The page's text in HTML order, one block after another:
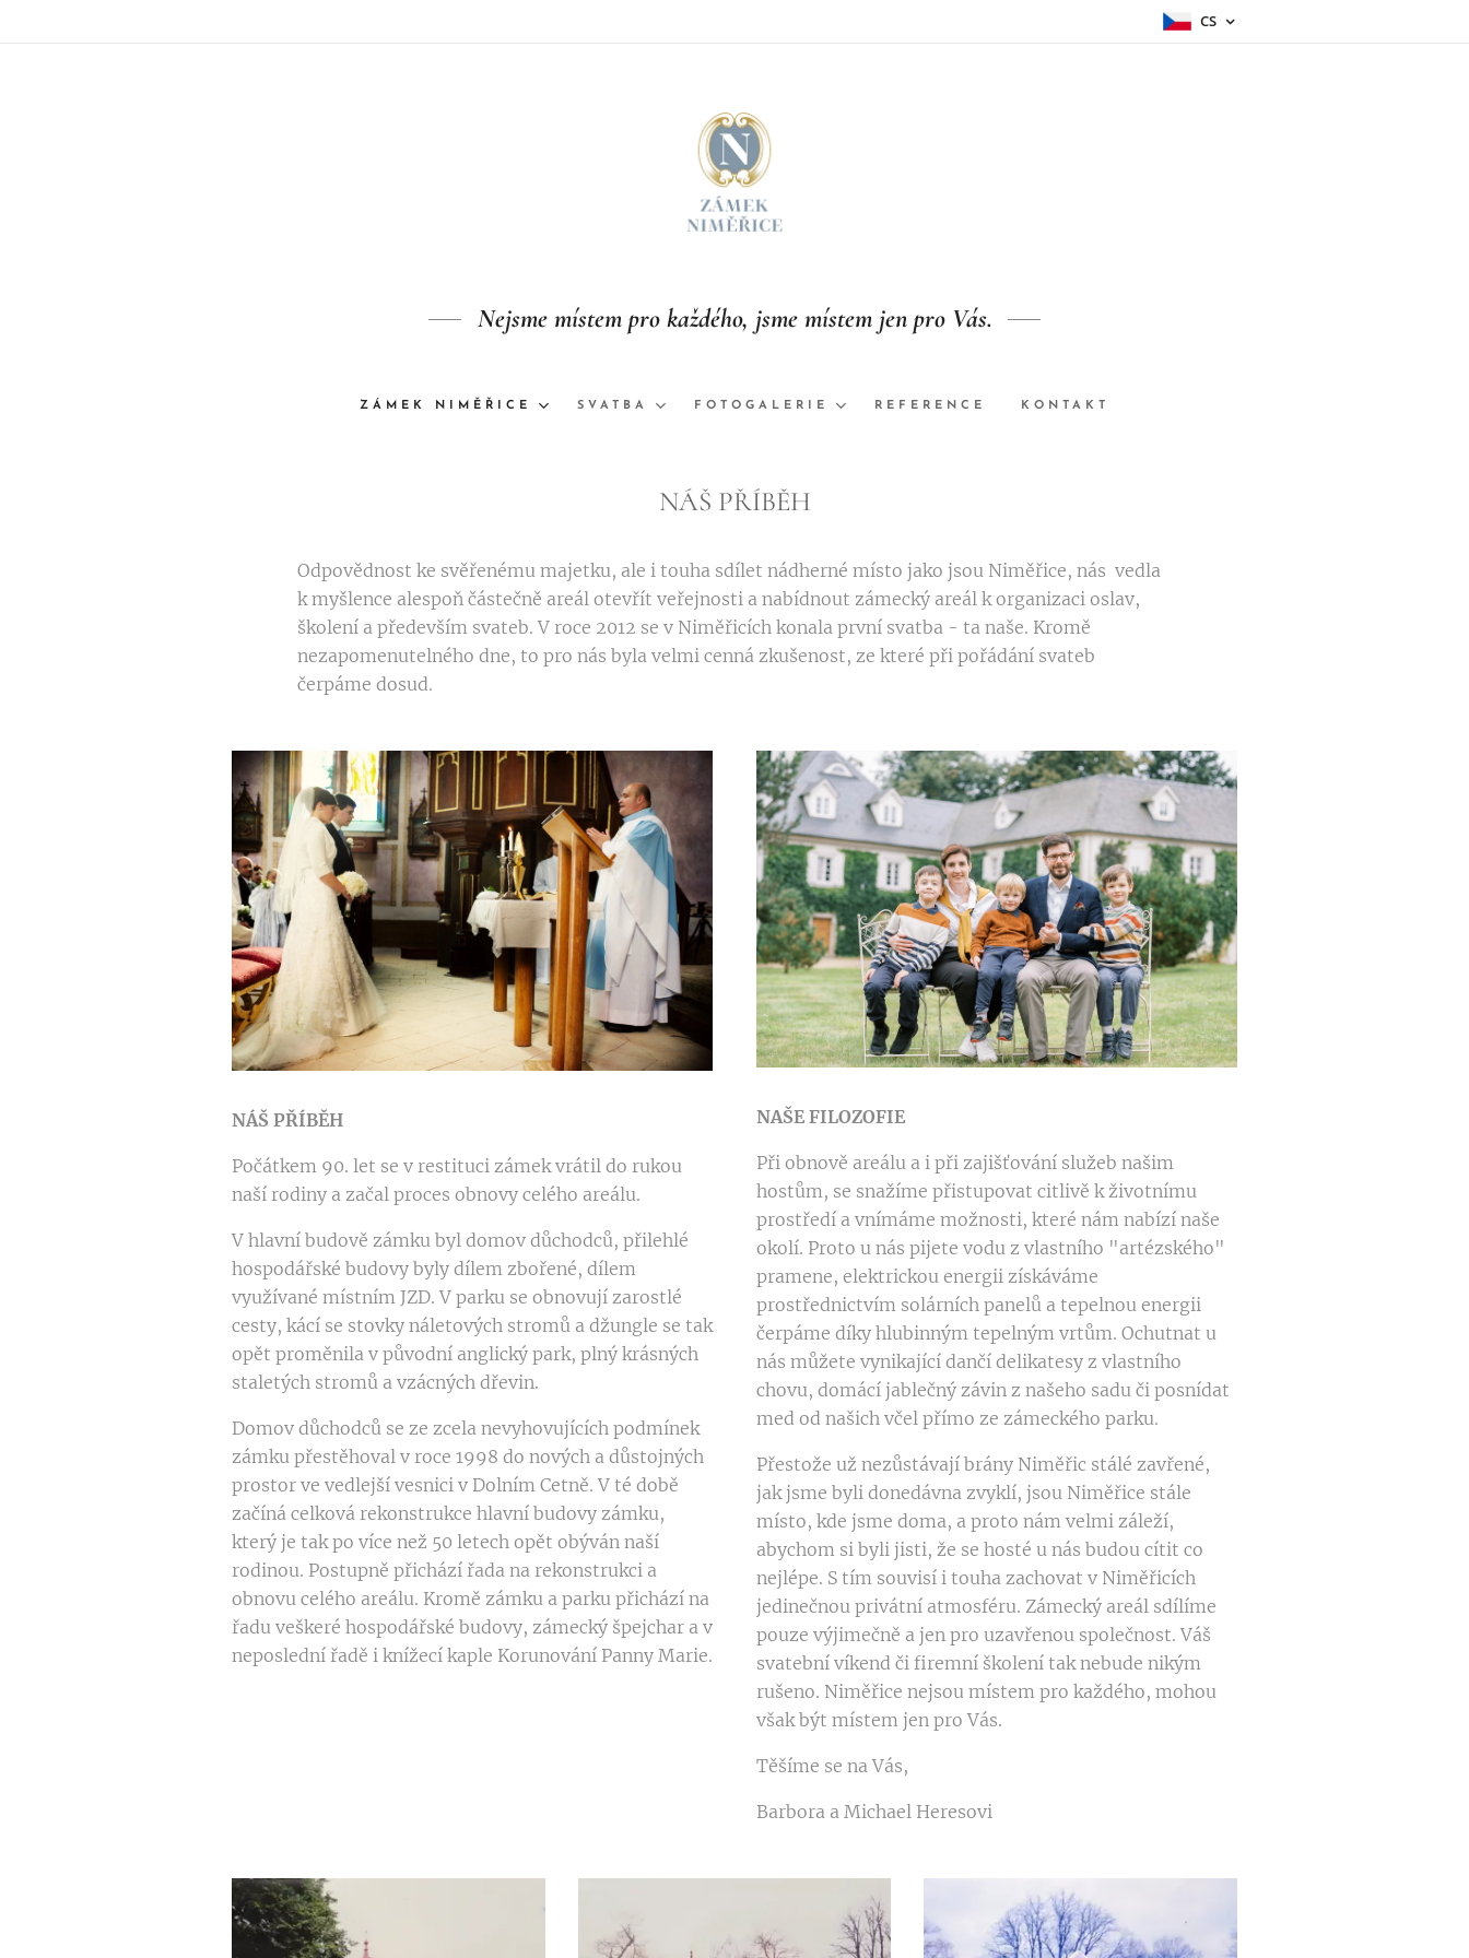
CS
Nejsme místem pro každého, jsme místem jen pro Vás.
ZÁMEK NIMĚŘICE SVATBA FOTOGALERIE REFERENCE KONTAKT
NÁŠ PŘÍBĚH
Odpovědnost ke svěřenému majetku, ale i touha sdílet nádherné místo jako jsou Niměřice, nás vedla
k myšlence alespoň částečně areál otevřít veřejnosti a nabídnout zámecký areál k organizaci oslav,
školení a především svateb. V roce 2012 se v Niměřicích konala první svatba - ta naše. Kromě
nezapomenutelného dne, to pro nás byla velmi cenná zkušenost, ze které při pořádání svateb
čerpáme dosud.
NÁŠ PŘÍBĚH
Počátkem 90. let se v restituci zámek vrátil do rukou
naší rodiny a začal proces obnovy celého areálu.
V hlavní budově zámku byl domov důchodců, přilehlé
hospodářské budovy byly dílem zbořené, dílem
využívané místním JZD. V parku se obnovují zarostlé
cesty, kácí se stovky náletových stromů a džungle se tak
opět proměnila v původní anglický park, plný krásných
staletých stromů a vzácných dřevin.
Domov důchodců se ze zcela nevyhovujících podmínek
zámku přestěhoval v roce 1998 do nových a důstojných
prostor ve vedlejší vesnici v Dolním Cetně. V té době
začíná celková rekonstrukce hlavní budovy zámku,
který je tak po více než 50 letech opět obýván naší
rodinou. Postupně přichází řada na rekonstrukci a
obnovu celého areálu. Kromě zámku a parku přichází na
řadu veškeré hospodářské budovy, zámecký špejchar a v
neposlední řadě i knížecí kaple Korunování Panny Marie.
NAŠE FILOZOFIE
Při obnově areálu a i při zajišťování služeb našim
hostům, se snažíme přistupovat citlivě k životnímu
prostředí a vnímáme možnosti, které nám nabízí naše
okolí. Proto u nás pijete vodu z vlastního "artézského"
pramene, elektrickou energii získáváme
prostřednictvím solárních panelů a tepelnou energii
čerpáme díky hlubinným tepelným vrtům. Ochutnat u
nás můžete vynikající dančí delikatesy z vlastního
chovu, domácí jablečný závin z našeho sadu či posnídat
med od našich včel přímo ze zámeckého parku.
Přestože už nezůstávají brány Niměřic stálé zavřené,
jak jsme byli donedávna zvyklí, jsou Niměřice stále
místo, kde jsme doma, a proto nám velmi záleží,
abychom si byli jisti, že se hosté u nás budou cítit co
nejlépe. S tím souvisí i touha zachovat v Niměřicích
jedinečnou privátní atmosféru. Zámecký areál sdílíme
pouze výjimečně a jen pro uzavřenou společnost. Váš
svatební víkend či firemní školení tak nebude nikým
rušeno. Niměřice nejsou místem pro každého, mohou
však být místem jen pro Vás.
Těšíme se na Vás,
Barbora a Michael Heresovi